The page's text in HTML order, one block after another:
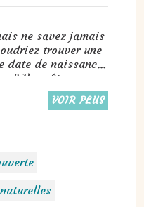
ne savez jamais
trouver une
date de naissance,
? Vous êtes au
facilement quelle
VOIR PLUS